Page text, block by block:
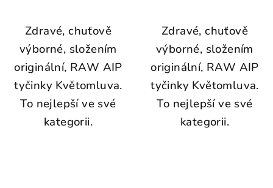
Zdravé, chuťově
výborné, složením
originální, RAW AIP
tyčinky Květomluva.
To nejlepší ve své
kategorii.
Zdravé, chuťově
výborné, složením
originální, RAW AIP
tyčinky Květomluva.
To nejlepší ve své
kategorii.